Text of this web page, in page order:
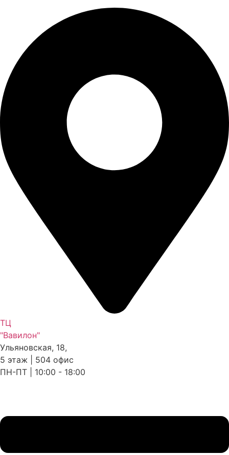
ТЦ
"Вавилон"
Ульяновская, 18,
5 этаж | 504 офис
ПН-ПТ | 10:00 - 18:00